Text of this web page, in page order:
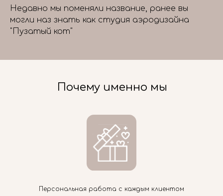
Недавно мы поменяли название, ранее вы
могли наз знать как студия аэродизайна
"Пузатый кот"
Почему именно мы
Персональная работа с каждым клиентом